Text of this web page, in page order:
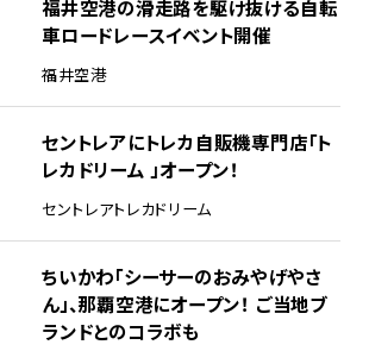
福井空港の滑走路を駆け抜ける自転
車ロードレースイベント開催
福井空港
セントレアにトレカ自販機専門店「ト
レカドリーム 」オープン！
セントレアトレカドリーム
ちいかわ「シーサーのおみやげやさ
ん」、那覇空港にオープン！ ご当地ブ
ランドとのコラボも